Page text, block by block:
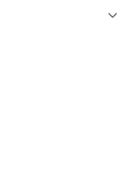
5000069719